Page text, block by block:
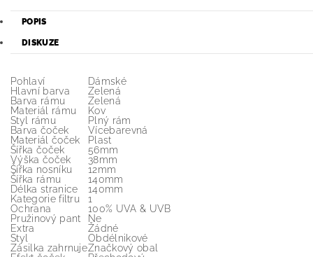
POPIS
DISKUZE
Pohlaví
Dámské
Hlavní barva
Zelená
Barva rámu
Zelená
Materiál rámu
Kov
Styl rámu
Plný rám
Barva čoček
Vícebarevná
Materiál čoček
Plast
Šířka čoček
56mm
Výška čoček
38mm
Šířka nosníku
12mm
Šířka rámu
140mm
Délka stranice
140mm
Kategorie filtru
1
Ochrana
100% UVA & UVB
Pružinový pant
Ne
Extra
Žádné
Styl
Obdélnikové
Zásilka zahrnujeZnačkový obal